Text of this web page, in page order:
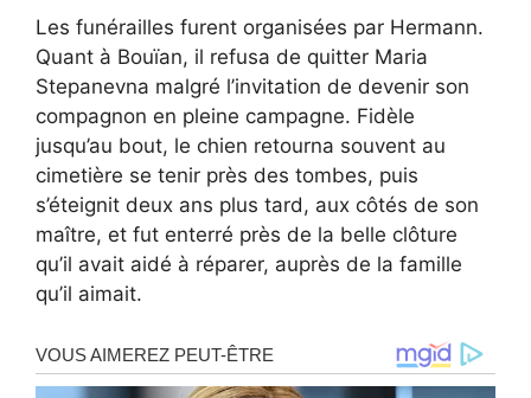
Les funérailles furent organisées par Hermann.
Quant à Bouïan, il refusa de quitter Maria
Stepanevna malgré l’invitation de devenir son
compagnon en pleine campagne. Fidèle
jusqu’au bout, le chien retourna souvent au
cimetière se tenir près des tombes, puis
s’éteignit deux ans plus tard, aux côtés de son
maître, et fut enterré près de la belle clôture
qu’il avait aidé à réparer, auprès de la famille
qu’il aimait.